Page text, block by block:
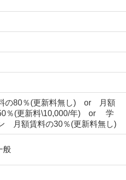
の80％(更新料無し) or 月額
％(更新料\10,000/年) or 学
月額賃料の30％(更新料無し)
般